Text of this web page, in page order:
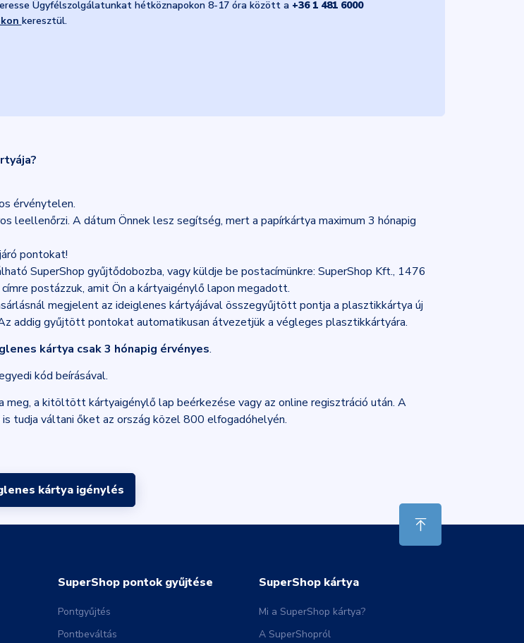
Ügyfélszolgálatunkat hétköznapokon 8-17 óra között a +36 1 481 6000
keresztül.
érvénytelen.
leellenőrzi. A dátum Önnek lesz segítség, mert a papírkártya maximum 3 hónapig
pontokat!
SuperShop gyűjtődobozba, vagy küldje be postacímünkre: SuperShop Kft., 1476
postázzuk, amit Ön a kártyaigénylő lapon megadott.
megjelent az ideiglenes kártyájával összegyűjtött pontja a plasztikkártya új
addig gyűjtött pontokat automatikusan átvezetjük a végleges plasztikkártyára.
kártya csak 3 hónapig érvényes.
kód beírásával.
a kitöltött kártyaigénylő lap beérkezése vagy az online regisztráció után. A
tudja váltani őket az ország közel 800 elfogadóhelyén.
kártya igénylés
SuperShop pontok gyűjtése
Pontgyűjtés
Pontbeváltás
SuperShop kártya
Mi a SuperShop kártya?
A SuperShopról